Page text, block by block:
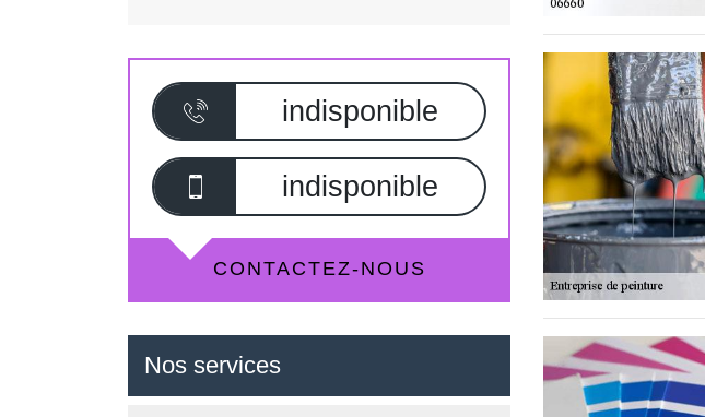
indisponible
indisponible
CONTACTEZ-NOUS
Nos services